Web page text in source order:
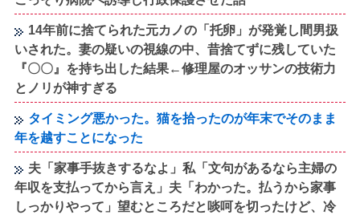
14年前に捨てられた元カノの「托卵」が発覚し間男扱
いされた。妻の疑いの視線の中、昔捨てずに残していた
『〇〇』を持ち出した結果←修理屋のオッサンの技術力
とノリが神すぎる
タイミング悪かった。猫を拾ったのが年末でそのまま
年を越すことになった
夫「家事手抜きするなよ」私「文句があるなら主婦の
年収を支払ってから言え」夫「わかった。払うから家事
しっかりやって」望むところだと啖呵を切ったけど、冷